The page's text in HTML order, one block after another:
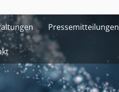
Pressemitteilungen